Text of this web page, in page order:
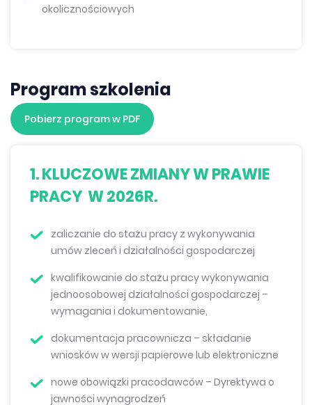
okolicznościowych
Program szkolenia
Pobierz program w PDF
1. KLUCZOWE ZMIANY W PRAWIE
PRACY W 2026R.
zaliczanie do stażu pracy z wykonywania
umów zleceń i działalności gospodarczej
kwalifikowanie do stażu pracy wykonywania
jednoosobowej działalności gospodarczej –
wymagania i dokumentowanie,
dokumentacja pracownicza – składanie
wniosków w wersji papierowe lub elektroniczne
nowe obowiązki pracodawców – Dyrektywa o
jawności wynagrodzeń